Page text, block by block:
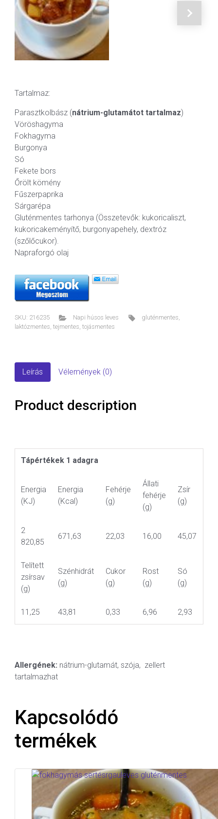
Tartalmaz:
Parasztkolbász (nátrium-glutamátot tartalmaz)
Vöröshagyma
Fokhagyma
Burgonya
Só
Fekete bors
Őrölt kömény
Fűszerpaprika
Sárgarépa
Gluténmentes tarhonya (Összetevők: kukoricaliszt,
kukoricakeményítő, burgonyapehely, dextróz
(szőlőcukor).
Napraforgó olaj
SKU: 216235 Napi húsos leves gluténmentes,
laktózmentes, tejmentes, tojásmentes
Leírás Vélemények (0)
Product description
Tápértékek 1 adagra
Energia
(KJ)
Energia
(Kcal)
Fehérje
(g)
Állati
fehérje
(g)
Zsír
(g)
2
820,85
671,63 22,03 16,00 45,07
Telített
zsírsav
(g)
Szénhidrát
(g)
Cukor
(g)
Rost
(g)
Só
(g)
11,25 43,81 0,33 6,96 2,93
Allergének: nátrium-glutamát, szója, zellert
tartalmazhat
Kapcsolódó
termékek
Gluténmentes fokhagymás
sertésraguleves bébiparajjal